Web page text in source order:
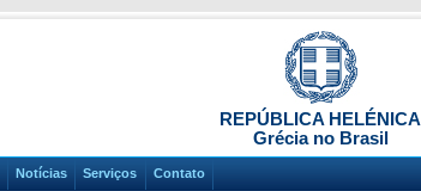
REPÚBLICA HELÉNICA
Grécia no Brasil
Notícias Serviços Contato